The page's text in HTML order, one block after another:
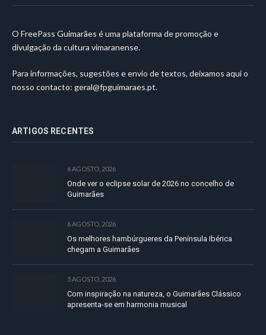
O FreePass Guimarães é uma plataforma de promoção e
divulgação da cultura vimaranense.
Para informações, sugestões e envio de textos, deixamos aqui o
nosso contacto: geral@fpguimaraes.pt.
ARTIGOS RECENTES
6 AGOSTO, 2026
Onde ver o eclipse solar de 2026 no concelho de
Guimarães
6 AGOSTO, 2026
Os melhores hambúrgueres da Península Ibérica
chegam a Guimarães
5 AGOSTO, 2026
Com inspiração na natureza, o Guimarães Clássico
apresenta-se em harmonia musical